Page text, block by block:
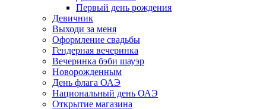
Первый день рождения
Девичник
Выходи за меня
Оформление свадьбы
Гендерная вечеринка
Вечеринка бэби шауэр
Новорожденным
День флага ОАЭ
Национальный день ОАЭ
Открытие магазина